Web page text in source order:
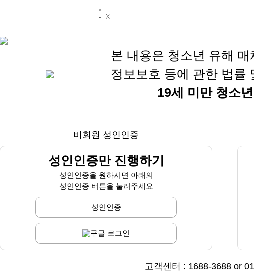
X
본 내용은 청소년 유해
정보보호 등에 관한 법률
19세 미만 청소
비회원 성인인증
성인인증만 진행하기
성인인증을 원하시면 아래의
성인인증 버튼을 눌러주세요
성인인증
구글 로그인
고객센터 : 1688-3688 or